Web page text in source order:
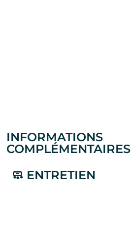
INFORMATIONS
COMPLÉMENTAIRES
🧼 ENTRETIEN